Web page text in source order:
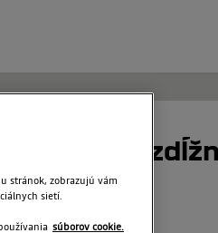
– na
stránok, zobrazujú vám
sietí.
súborov cookie.